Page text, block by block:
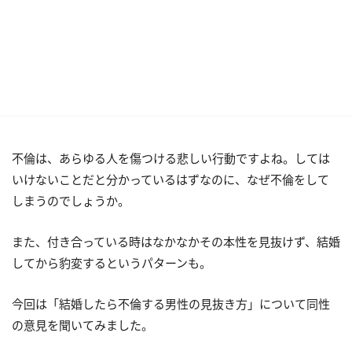
不倫は、あらゆる人を傷つける悲しい行動ですよね。しては
いけないことだと分かっているはずなのに、なぜ不倫をして
しまうのでしょうか。
また、付き合っている時はなかなかその本性を見抜けず、結婚
してから豹変するというパターンも。
今回は「結婚したら不倫する男性の見抜き方」について同性
の意見を聞いてみました。